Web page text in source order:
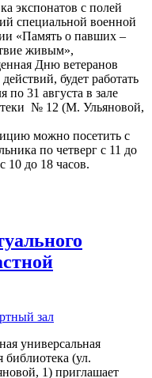
экспонатов с полей
специальной военной
«Память о павших –
живым»,
Дню ветеранов
будет работать
по 31 августа в зале
№ 12 (М. Ульяновой,
можно посетить с
по четверг с 11 до
10 до 18 часов.
зал
универсальная
библиотека (ул.
1) приглашает